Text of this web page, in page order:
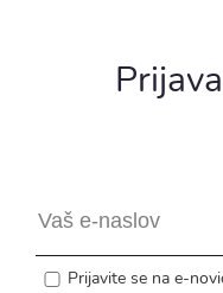
Prijavite se na e-